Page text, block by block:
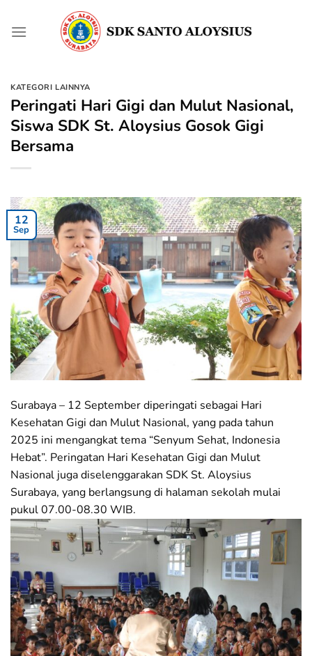
KATEGORI LAINNYA
Peringati Hari Gigi dan Mulut Nasional,
Siswa SDK St. Aloysius Gosok Gigi
Bersama
12
Sep
Surabaya – 12 September diperingati sebagai Hari
Kesehatan Gigi dan Mulut Nasional, yang pada tahun
2025 ini mengangkat tema “Senyum Sehat, Indonesia
Hebat”. Peringatan Hari Kesehatan Gigi dan Mulut
Nasional juga diselenggarakan SDK St. Aloysius
Surabaya, yang berlangsung di halaman sekolah mulai
pukul 07.00-08.30 WIB.